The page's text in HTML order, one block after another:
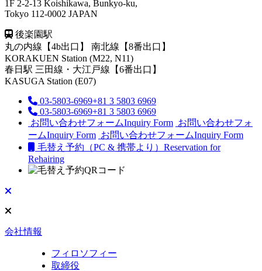
1F 2-2-13 Koishikawa, Bunkyo-ku,
Tokyo 112-0002 JAPAN
後楽園駅
丸の内線【4b出口】 南北線【8番出口】
KORAKUEN Station (M22, N11)
春日駅 三田線・大江戸線【6番出口】
KASUGA Station (E07)
03-5803-6969+81 3 5803 6969
03-5803-6969+81 3 5803 6969
お問い合わせフォームInquiry Form お問い合わせフォ
ームInquiry Form お問い合わせフォームInquiry Form
毛替え予約（PC & 携帯より） Reservation for
Rehairing
会社情報
フィロソフィー
取締役